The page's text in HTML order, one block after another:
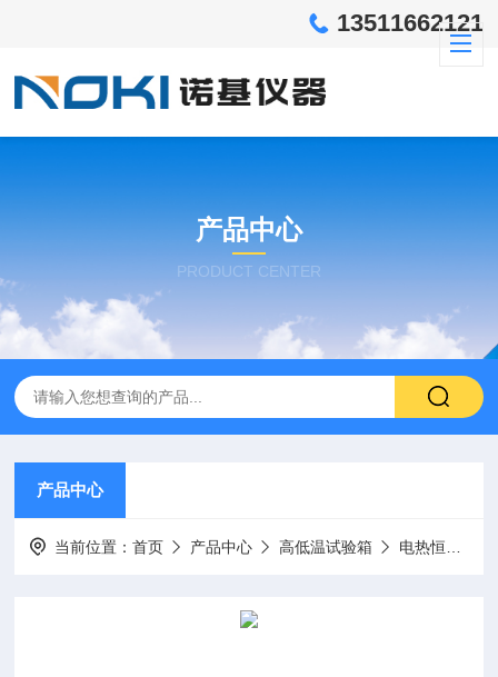
13511662121
产品中心
PRODUCT CENTER
产品中心
当前位置：首页 产品中心 高低温试验箱 电热恒温培养箱